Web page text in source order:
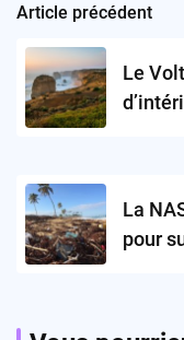
Post
navigation
Article précédent
Le
La
pour